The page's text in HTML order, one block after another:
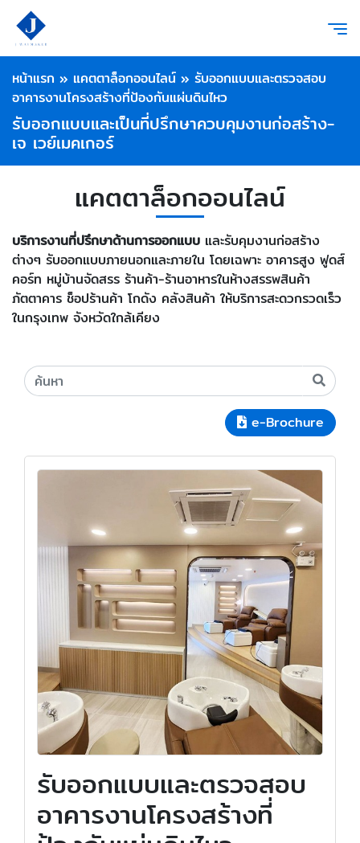
หน้าแรก » แคตตาล็อกออนไลน์ » รับออกแบบและตรวจสอบ
อาคารงานโครงสร้างที่ป้องกันแผ่นดินไหว
รับออกแบบและเป็นที่ปรึกษาควบคุมงานก่อสร้าง-
เจ เวย์เมคเกอร์
แคตตาล็อกออนไลน์
บริการงานที่ปรึกษาด้านการออกแบบ และรับคุมงานก่อสร้าง
ต่างๆ รับออกแบบภายนอกและภายใน โดยเฉพาะ อาคารสูง ฟูดส์
คอร์ท หมู่บ้านจัดสรร ร้านค้า-ร้านอาหารในห้างสรรพสินค้า
ภัตตาคาร ช็อปร้านค้า โกดัง คลังสินค้า ให้บริการสะดวกรวดเร็ว
ในกรุงเทพ จังหวัดใกล้เคียง
e-Brochure
รับออกแบบและตรวจสอบ
อาคารงานโครงสร้างที่